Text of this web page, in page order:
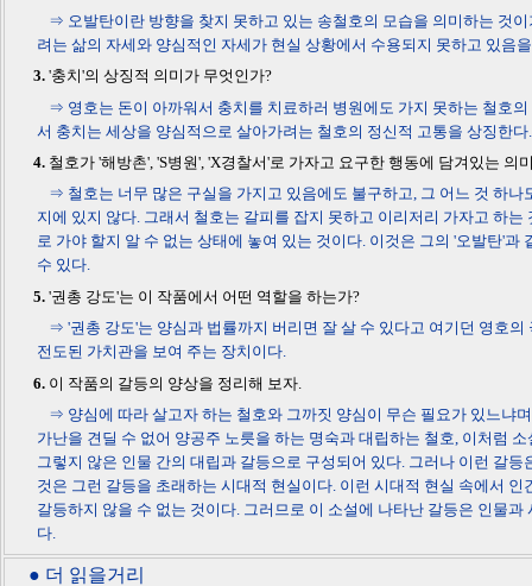
⇒ 오발탄이란 방향을 찾지 못하고 있는 송철호의 모습을 의미하는 것
려는 삶의 자세와 양심적인 자세가 현실 상황에서 수용되지 못하고 있음
3. '충치'의 상징적 의미가 무엇인가?
⇒ 영호는 돈이 아까워서 충치를 치료하러 병원에도 가지 못하는 철호
서 충치는 세상을 양심적으로 살아가려는 철호의 정신적 고통을 상징한다.
4.철호가 '해방촌', 'S병원', 'X경찰서'로 가자고 요구한 행동에 담겨있는 의
⇒ 철호는 너무 많은 구실을 가지고 있음에도 불구하고, 그 어느 것 하나
지에 있지 않다. 그래서 철호는 갈피를 잡지 못하고 이리저리 가자고 하는
로 가야 할지 알 수 없는 상태에 놓여 있는 것이다. 이것은 그의 '오발탄'과
수 있다.
5.'권총 강도'는 이 작품에서 어떤 역할을 하는가?
⇒ '권총 강도'는 양심과 법률까지 버리면 잘 살 수 있다고 여기던 영호의
전도된 가치관을 보여 주는 장치이다.
6.이 작품의 갈등의 양상을 정리해 보자.
⇒ 양심에 따라 살고자 하는 철호와 그까짓 양심이 무슨 필요가 있느냐
가난을 견딜 수 없어 양공주 노릇을 하는 명숙과 대립하는 철호, 이처럼
그렇지 않은 인물 간의 대립과 갈등으로 구성되어 있다. 그러나 이런 갈등
것은 그런 갈등을 초래하는 시대적 현실이다. 이런 시대적 현실 속에서
갈등하지 않을 수 없는 것이다. 그러므로 이 소설에 나타난 갈등은 인물과
다.
● 더 읽을거리